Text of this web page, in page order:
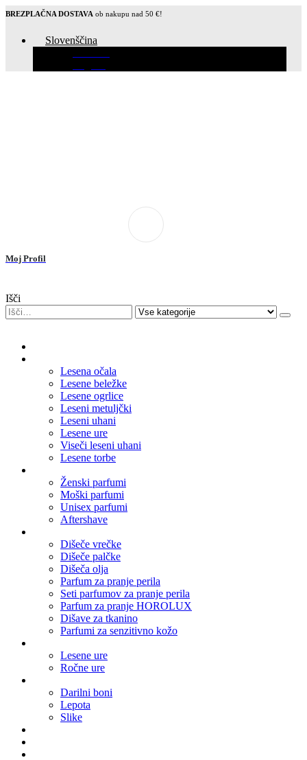
BREZPLAČNA DOSTAVA ob nakupu nad 50 €!
Slovenščina
Moj Profil
Išči
Lesena očala
Lesene beležke
Lesene ogrlice
Leseni metuljčki
Leseni uhani
Lesene ure
Viseči leseni uhani
Lesene torbe
Ženski parfumi
Moški parfumi
Unisex parfumi
Aftershave
Dišeče vrečke
Dišeče palčke
Dišeča olja
Parfum za pranje perila
Seti parfumov za pranje perila
Parfum za pranje HOROLUX
Dišave za tkanino
Parfumi za senzitivno kožo
Lesene ure
Ročne ure
Darilni boni
Lepota
Slike